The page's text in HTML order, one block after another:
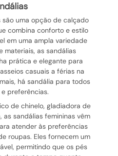
são uma opção de calçado
combina conforto e estilo
em uma ampla variedade
materiais, as sandálias
prática e elegante para
casuais a férias na
há sandália para todos
preferências.
de chinelo, gladiadora de
as sandálias femininas vêm
atender às preferências
roupas. Eles fornecem um
permitindo que os pés